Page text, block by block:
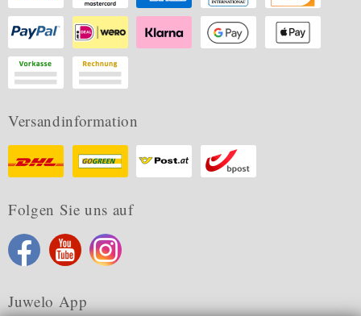
Versandinformation
Folgen Sie uns auf
Juwelo App